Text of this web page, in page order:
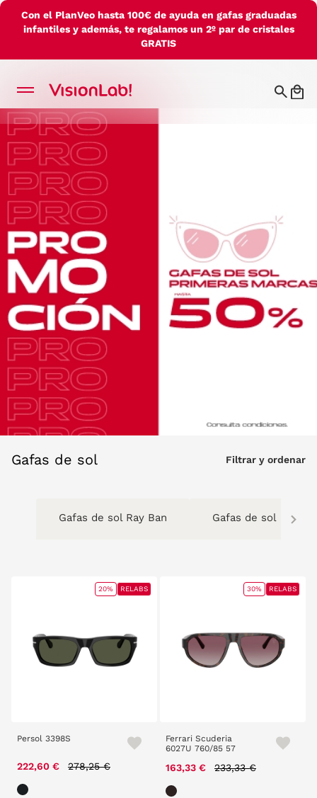
Con el PlanVeo hasta 100€ de ayuda en gafas graduadas
infantiles y además, te regalamos un 2º par de cristales
GRATIS
Gafas de sol Filtrar y ordenar
Gafas de sol Ray Ban Gafas de sol Oakley
Persol 3398S
222,60 € Price reduced from
278,25 €
20% RELABS
Ferrari Scuderia
6027U 760/85 57
163,33 € Price reduced from
233,33 €
30% RELABS